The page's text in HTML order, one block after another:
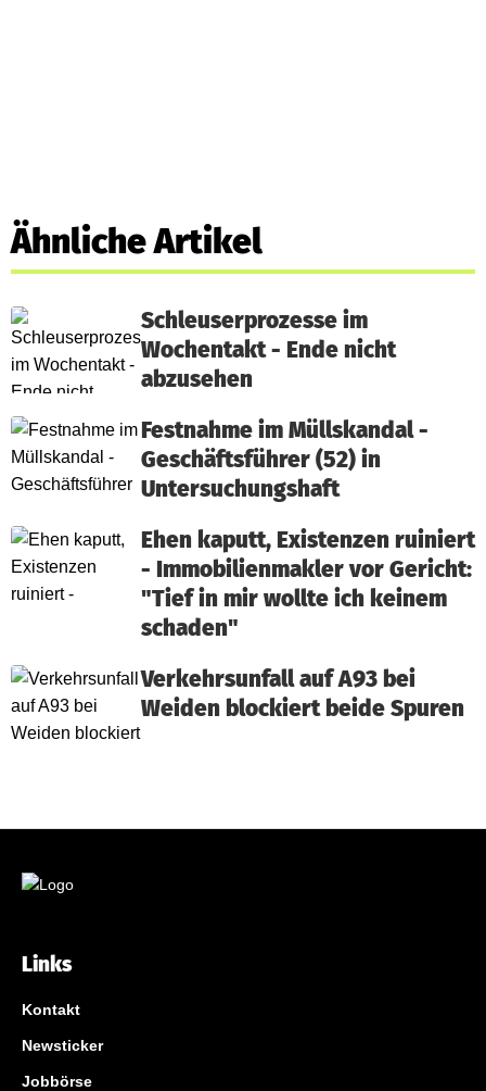
Ähnliche Artikel
Schleuserprozesse im
Wochentakt - Ende nicht
abzusehen
Festnahme im Müllskandal -
Geschäftsführer (52) in
Untersuchungshaft
Ehen kaputt, Existenzen ruiniert
- Immobilienmakler vor Gericht:
"Tief in mir wollte ich keinem
schaden"
Verkehrsunfall auf A93 bei
Weiden blockiert beide Spuren
Links
Kontakt
Newsticker
Jobbörse